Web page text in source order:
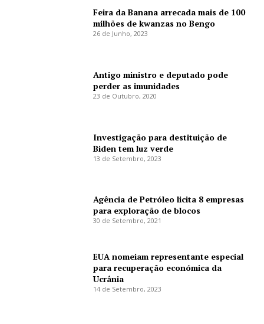
Feira da Banana arrecada mais de 100
milhões de kwanzas no Bengo
26 de Junho, 2023
Antigo ministro e deputado pode
perder as imunidades
23 de Outubro, 2020
Investigação para destituição de
Biden tem luz verde
13 de Setembro, 2023
Agência de Petróleo licita 8 empresas
para exploração de blocos
30 de Setembro, 2021
EUA nomeiam representante especial
para recuperação económica da
Ucrânia
14 de Setembro, 2023